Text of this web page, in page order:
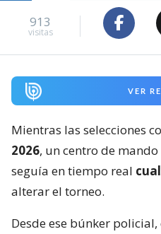
913
visitas
VER
Mientras las selecciones
2026, un centro de
seguía en tiempo real
alterar el torneo.
Desde ese búnker policial,